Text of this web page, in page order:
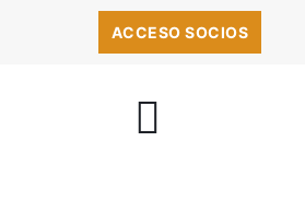
ACCESO SOCIOS